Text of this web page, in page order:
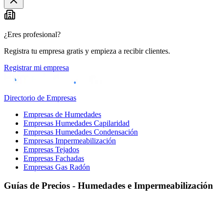
¿Eres profesional?
Registra tu empresa gratis y empieza a recibir clientes.
Registrar mi empresa
Directorio de Empresas
Empresas de Humedades
Empresas Humedades Capilaridad
Empresas Humedades Condensación
Empresas Impermeabilización
Empresas Tejados
Empresas Fachadas
Empresas Gas Radón
Guías de Precios - Humedades e Impermeabilización